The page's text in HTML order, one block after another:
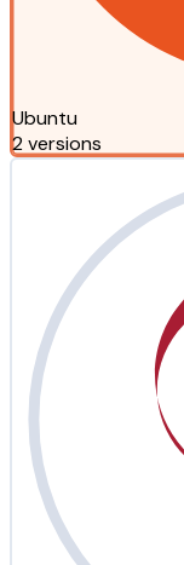
Ubuntu
2 versions